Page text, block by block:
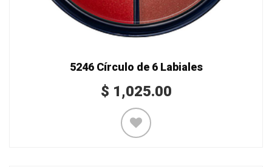
5246 Círculo de 6 Labiales
$ 1,025.00